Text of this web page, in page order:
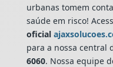
urbanas tomem
saúde em risco!
oficial
para a nossa central
6060. Nossa equipe